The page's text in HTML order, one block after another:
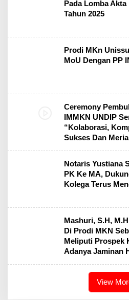
Pada Lomba
Tahun 2025
Prodi MKn
MoU Dengan PP
Ceremony
IMMKN UNDIP
“Kolaborasi,
Sukses Dan
Notaris Yustiana
PK Ke MA,
Kolega Terus
Mashuri, S.H,
Di Prodi MKN
Meliputi Prospek
Adanya Jaminan
View